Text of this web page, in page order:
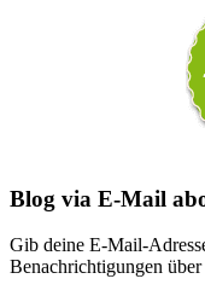
Blog via E-Mail
Gib deine E-Mail-
Benachrichtigungen